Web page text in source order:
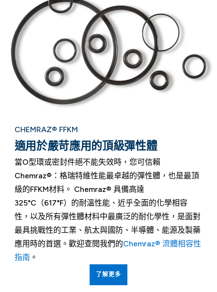
CHEMRAZ® FFKM
適用於嚴苛應用的頂級彈性體
當O型環或密封件絕不能失效時，您可信賴
Chemraz®：格瑞特維性能最卓越的彈性體，也是最頂
級的FFKM材料。 Chemraz® 具備高達
325°C（617°F）的耐溫性能、近乎全面的化學相容
性，以及所有彈性體材料中最廣泛的耐化學性，是面對
最具挑戰性的工業、航太與國防、半導體、能源及製藥
應用時的首選。歡迎查閱我們的Chemraz® 流體相容性
指南 。
了解更多